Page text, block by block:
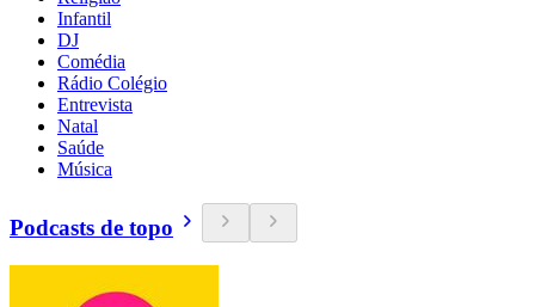
Infantil
DJ
Comédia
Rádio Colégio
Entrevista
Natal
Saúde
Música
Podcasts de topo